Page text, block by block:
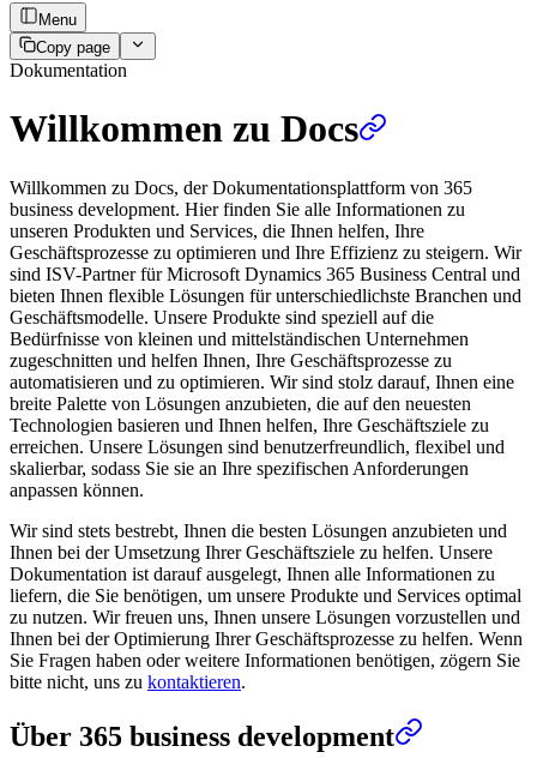
Menu
Copy page
Dokumentation
Willkommen zu Docs
Willkommen zu Docs, der Dokumentationsplattform von 365
business development. Hier finden Sie alle Informationen zu
unseren Produkten und Services, die Ihnen helfen, Ihre
Geschäftsprozesse zu optimieren und Ihre Effizienz zu steigern. Wir
sind ISV-Partner für Microsoft Dynamics 365 Business Central und
bieten Ihnen flexible Lösungen für unterschiedlichste Branchen und
Geschäftsmodelle. Unsere Produkte sind speziell auf die
Bedürfnisse von kleinen und mittelständischen Unternehmen
zugeschnitten und helfen Ihnen, Ihre Geschäftsprozesse zu
automatisieren und zu optimieren. Wir sind stolz darauf, Ihnen eine
breite Palette von Lösungen anzubieten, die auf den neuesten
Technologien basieren und Ihnen helfen, Ihre Geschäftsziele zu
erreichen. Unsere Lösungen sind benutzerfreundlich, flexibel und
skalierbar, sodass Sie sie an Ihre spezifischen Anforderungen
anpassen können.
Wir sind stets bestrebt, Ihnen die besten Lösungen anzubieten und
Ihnen bei der Umsetzung Ihrer Geschäftsziele zu helfen. Unsere
Dokumentation ist darauf ausgelegt, Ihnen alle Informationen zu
liefern, die Sie benötigen, um unsere Produkte und Services optimal
zu nutzen. Wir freuen uns, Ihnen unsere Lösungen vorzustellen und
Ihnen bei der Optimierung Ihrer Geschäftsprozesse zu helfen. Wenn
Sie Fragen haben oder weitere Informationen benötigen, zögern Sie
bitte nicht, uns zu kontaktieren.
Über 365 business development